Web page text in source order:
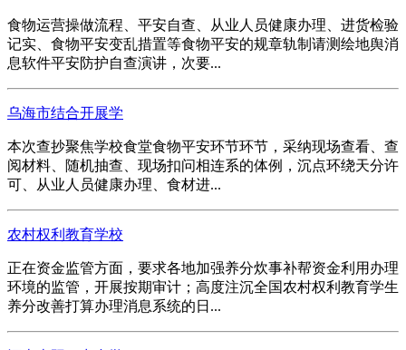
食物运营操做流程、平安自查、从业人员健康办理、进货检验
记实、食物平安变乱措置等食物平安的规章轨制请测绘地舆消
息软件平安防护自查演讲，次要...
乌海市结合开展学
本次查抄聚焦学校食堂食物平安环节环节，采纳现场查看、查
阅材料、随机抽查、现场扣问相连系的体例，沉点环绕天分许
可、从业人员健康办理、食材进...
农村权利教育学校
正在资金监管方面，要求各地加强养分炊事补帮资金利用办理
环境的监管，开展按期审计；高度注沉全国农村权利教育学生
养分改善打算办理消息系统的日...